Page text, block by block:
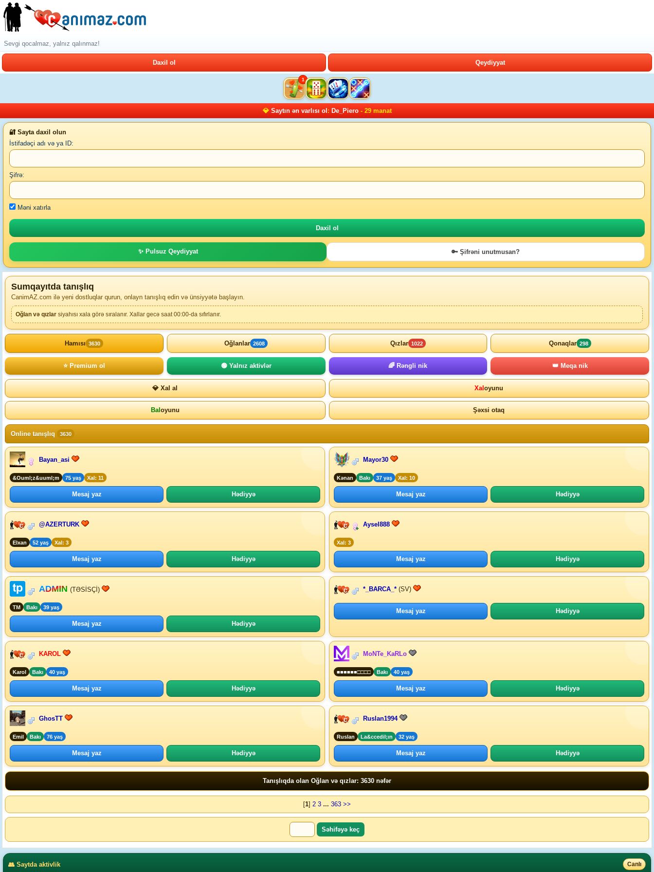
Sevgi qocalmaz, yalnız qalınmaz!
Daxil ol Qeydiyyat
1
💎 Saytın ən varlısı ol : De_Piero- 29 manat
🔐 Sayta daxil olun
İstifadəçi adı və ya ID:
Şifrə:
Məni xatırla
✨ Pulsuz Qeydiyyat 🔑 Şifrəni unutmusan?
Sumqayıtda tanışlıq
CanimAZ.com ilə yeni dostluqlar qurun, onlayn tanışlıq edin və ünsiyyətə başlayın.
Oğlan və qızlar siyahısı xala görə sıralanır. Xallar gecə saat 00:00-da sıfırlanır.
Hamısı 3630 Oğlanlar 2608 Qızlar 1022 Qonaqlar 298
⭐ Premium ol 🟢 Yalnız aktivlər 🌈 Rəngli nik 👑 Meqa nik
💎 Xal al Xaloyunu
Baloyunu Şəxsi otaq
Online tanışlıq 3630
Bayan_asi
&Ouml;z&uuml;m 75 yaş Xal: 11
Mesaj yaz Hədiyyə
Mayor30
Kənan Bakı 37 yaş Xal: 10
Mesaj yaz Hədiyyə
@AZERTURK
Elxan 52 yaş Xal: 3
Mesaj yaz Hədiyyə
Aysel888
Xal: 3
Mesaj yaz Hədiyyə
ADMIN (TƏSİSÇİ)
TM Bakı 39 yaş
Mesaj yaz Hədiyyə
*_BARCA_* (SV)
Mesaj yaz Hədiyyə
KAROL
Karol Bakı 40 yaş
Mesaj yaz Hədiyyə
MoNTe_KaRLo
■■■■■■□□□□ Bakı 40 yaş
Mesaj yaz Hədiyyə
GhosTT
Emil Bakı 76 yaş
Mesaj yaz Hədiyyə
Ruslan1994
Ruslan La&ccedil;ın 32 yaş
Mesaj yaz Hədiyyə
Tanışlıqda olan Oğlan və qızlar: 3630 nəfər
[1] 2 3 ... 363 >>
👥 Saytda aktivlik Canlı